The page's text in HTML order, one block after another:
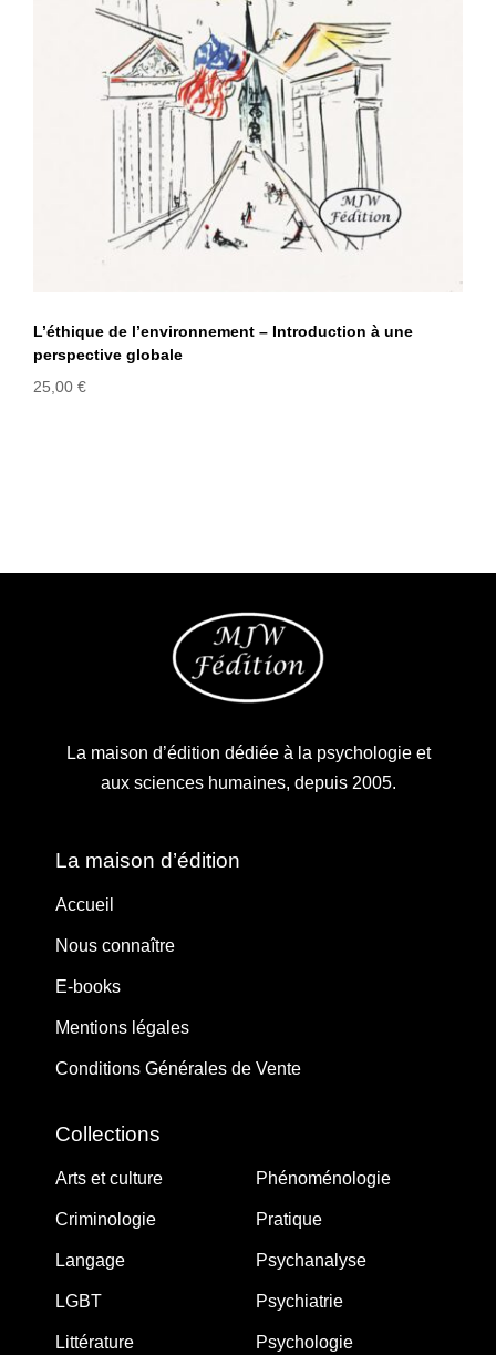
L’éthique de l’environnement – Introduction à une
perspective globale
25,00 €
La maison d’édition dédiée à la psychologie et
aux sciences humaines, depuis 2005.
La maison d’édition
Accueil
Nous connaître
E-books
Mentions légales
Conditions Générales de Vente
Collections
Arts et culture
Criminologie
Langage
LGBT
Littérature
Phénoménologie
Pratique
Psychanalyse
Psychiatrie
Psychologie